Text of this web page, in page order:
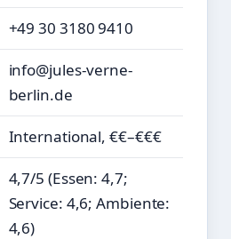
+49 30 3180 9410
info@jules-verne-
berlin.de
International, €€–€€€
4,7/5 (Essen: 4,7;
Service: 4,6; Ambiente:
4,6)